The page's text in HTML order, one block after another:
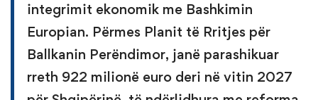
integrimit ekonomik me Bashkimin
Europian. Përmes Planit të Rritjes për
Ballkanin Perëndimor, janë parashikuar
rreth 922 milionë euro deri në vitin 2027